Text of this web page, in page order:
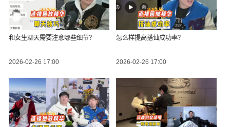
和女生聊天需要注意哪些细节？
2026-02-26 17:00
怎么样提高搭讪成功率？
2026-02-26 17:00